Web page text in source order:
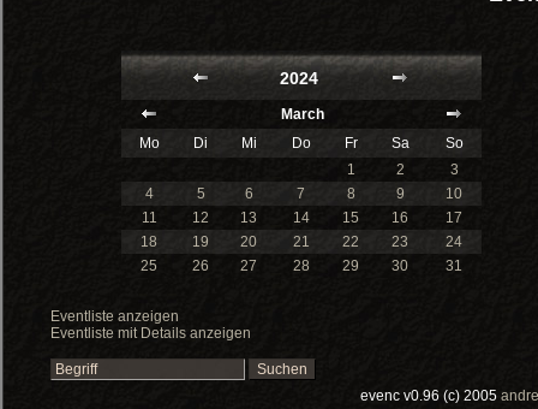
2024
March
Mo
Di Mi Do Fr Sa
So
1
2
3
4
5 6 7 8 9
10
11
12 13 14 15 16
17
18
19 20 21 22 23
24
25
26 27 28 29 30 31
Eventliste anzeigen
Eventliste mit Details anzeigen
evenc v0.96 (c) 2005